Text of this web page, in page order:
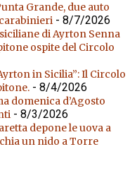
Grande, due auto
- 8/7/2026
di Ayrton Senna
ospite del Circolo
in Sicilia”: Il Circolo
- 8/4/2026
domenica d’Agosto
- 8/3/2026
depone le uova a
un nido a Torre